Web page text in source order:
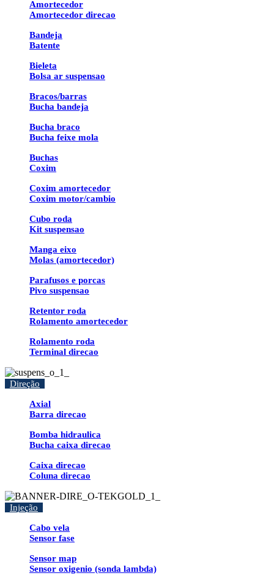
Amortecedor
Amortecedor direcao
Bandeja
Batente
Bieleta
Bolsa ar suspensao
Bracos/barras
Bucha bandeja
Bucha braco
Bucha feixe mola
Buchas
Coxim
Coxim amortecedor
Coxim motor/cambio
Cubo roda
Kit suspensao
Manga eixo
Molas (amortecedor)
Parafusos e porcas
Pivo suspensao
Retentor roda
Rolamento amortecedor
Rolamento roda
Terminal direcao
Direção
Axial
Barra direcao
Bomba hidraulica
Bucha caixa direcao
Caixa direcao
Coluna direcao
Injeção
Cabo vela
Sensor fase
Sensor map
Sensor oxigenio (sonda lambda)